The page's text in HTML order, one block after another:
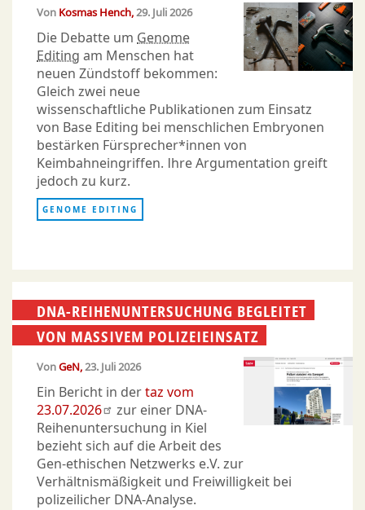
Von Kosmas Hench 29. Juli 2026
Die Debatte um Genome
Editing am Menschen hat
neuen Zündstoff bekommen:
Gleich zwei neue
wissenschaftliche Publikationen zum Einsatz
von Base Editing bei menschlichen Embryonen
bestärken Fürsprecher*innen von
Keimbahneingriffen. Ihre Argumentation greift
jedoch zu kurz.
GENOME EDITING
DNA-REIHENUNTERSUCHUNG BEGLEITET
VON MASSIVEM POLIZEIEINSATZ
VonGeN 23. Juli 2026
Ein Bericht in dertaz vom
23.07.2026
zur einer DNA-
Reihenuntersuchung in Kiel
bezieht sich auf die Arbeit des
Gen-ethischen Netzwerks e.V. zur
Verhältnismäßigkeit und Freiwilligkeit bei
polizeilicher DNA-Analyse.